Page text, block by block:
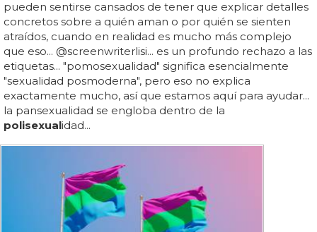
pueden sentirse cansados de tener que explicar detalles
concretos sobre a quién aman o por quién se sienten
atraídos, cuando en realidad es mucho más complejo
que eso... @screenwriterlisi... es un profundo rechazo a las
etiquetas... "pomosexualidad" significa esencialmente
"sexualidad posmoderna", pero eso no explica
exactamente mucho, así que estamos aquí para ayudar...
la pansexualidad se engloba dentro de la
polisexualidad...